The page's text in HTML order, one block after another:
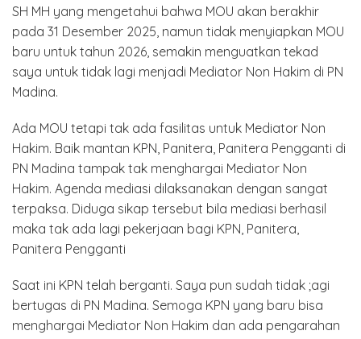
SH MH yang mengetahui bahwa MOU akan berakhir
pada 31 Desember 2025, namun tidak menyiapkan MOU
baru untuk tahun 2026, semakin menguatkan tekad
saya untuk tidak lagi menjadi Mediator Non Hakim di PN
Madina.
Ada MOU tetapi tak ada fasilitas untuk Mediator Non
Hakim. Baik mantan KPN, Panitera, Panitera Pengganti di
PN Madina tampak tak menghargai Mediator Non
Hakim. Agenda mediasi dilaksanakan dengan sangat
terpaksa. Diduga sikap tersebut bila mediasi berhasil
maka tak ada lagi pekerjaan bagi KPN, Panitera,
Panitera Pengganti
Saat ini KPN telah berganti. Saya pun sudah tidak ;agi
bertugas di PN Madina. Semoga KPN yang baru bisa
menghargai Mediator Non Hakim dan ada pengarahan